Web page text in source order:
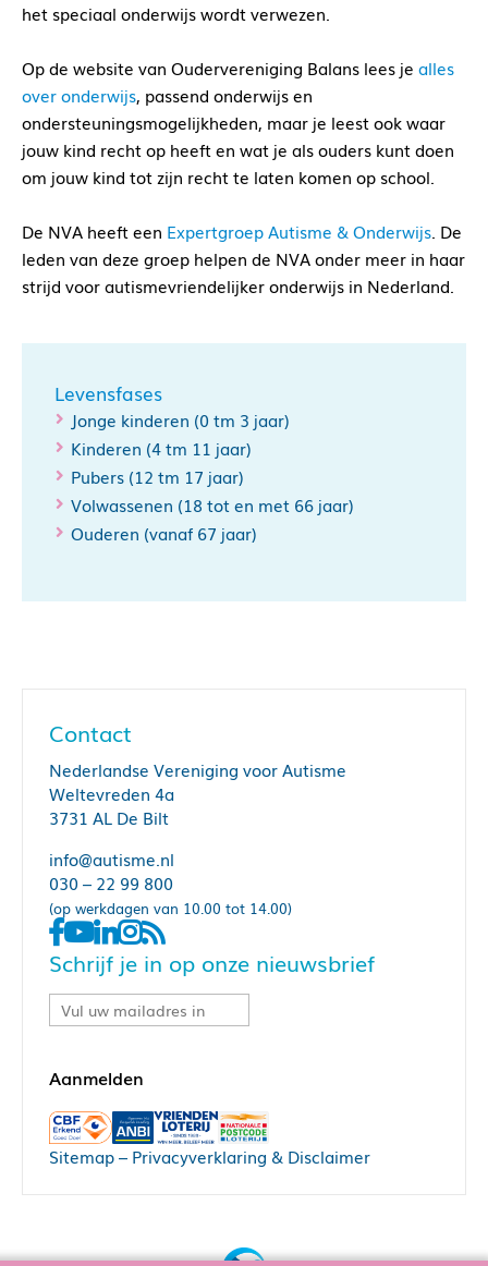
het speciaal onderwijs wordt verwezen.
Op de website van Oudervereniging Balans lees je alles
over onderwijs, passend onderwijs en
ondersteuningsmogelijkheden, maar je leest ook waar
jouw kind recht op heeft en wat je als ouders kunt doen
om jouw kind tot zijn recht te laten komen op school.
De NVA heeft een Expertgroep Autisme & Onderwijs. De
leden van deze groep helpen de NVA onder meer in haar
strijd voor autismevriendelijker onderwijs in Nederland.
Levensfases
Jonge kinderen (0 tm 3 jaar)
Kinderen (4 tm 11 jaar)
Pubers (12 tm 17 jaar)
Volwassenen (18 tot en met 66 jaar)
Ouderen (vanaf 67 jaar)
Contact
Nederlandse Vereniging voor Autisme
Weltevreden 4a
3731 AL De Bilt
info@autisme.nl
030 – 22 99 800
(op werkdagen van 10.00 tot 14.00)
Schrijf je in op onze nieuwsbrief
Sitemap– Privacyverklaring & Disclaimer